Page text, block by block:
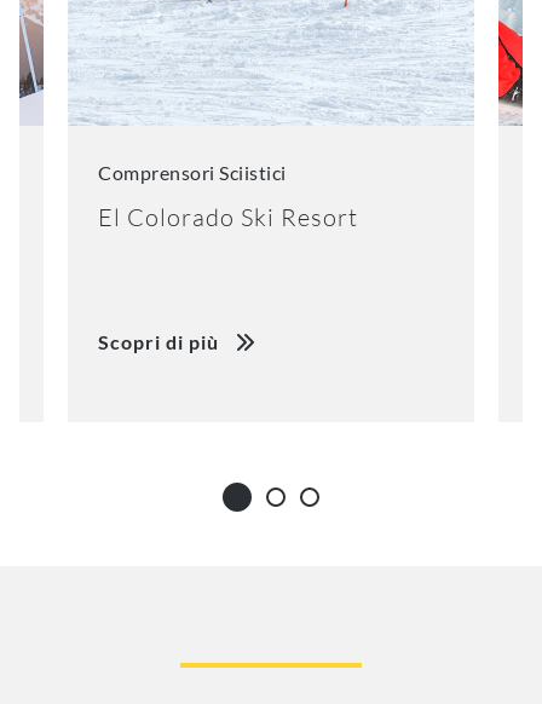
Comprensori Sciistici
El Colorado Ski Resort
Scopri di più